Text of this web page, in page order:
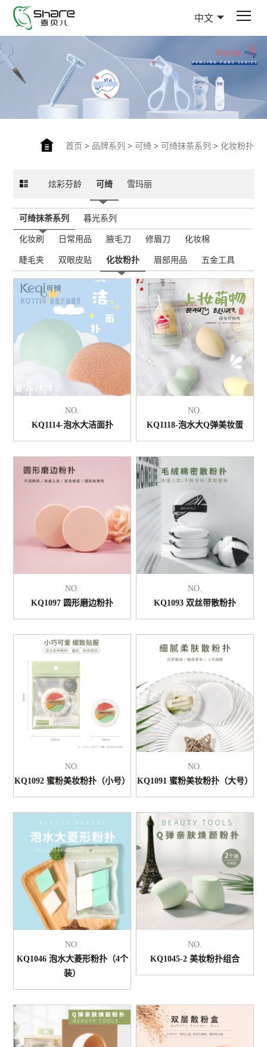
中文
首页 > 品牌系列 > 可绮> 可绮抹茶系列 > 化妆粉扑
炫彩芬龄 可绮 雪玛丽
可绮抹茶系列 暮光系列
化妆刷 日常用品 腋毛刀 修眉刀 化妆棉
睫毛夹 双眼皮贴 化妆粉扑 眉部用品 五金工具
NO.
KQ1114-泡水大洁面扑
NO.
KQ1118-泡水大Q弹美妆蛋
NO.
KQ1097 圆形磨边粉扑
NO.
KQ1093 双丝带散粉扑
NO.
KQ1092 蜜粉美妆粉扑（小号）
NO.
KQ1091 蜜粉美妆粉扑（大号）
NO.
KQ1046 泡水大菱形粉扑（4个
装）
NO.
KQ1045-2 美妆粉扑组合